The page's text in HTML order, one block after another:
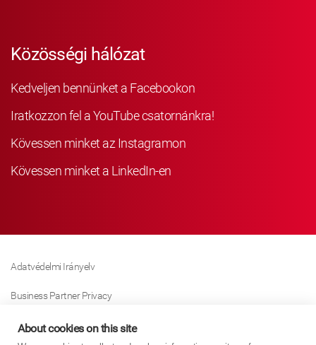
Közösségi hálózat
Kedveljen bennünket a Facebookon
Iratkozzon fel a YouTube csatornánkra!
Kövessen minket az Instagramon
Kövessen minket a LinkedIn-en
Adatvédelmi Irányelv
Business Partner Privacy
Sütikre Vonatkozó Irányelv
About cookies on this site